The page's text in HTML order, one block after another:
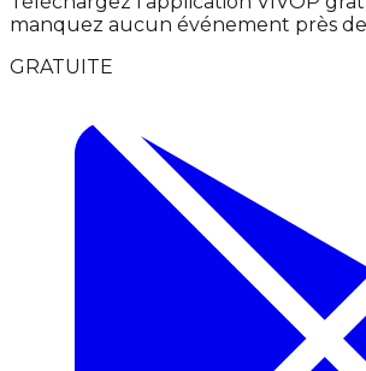
manquez aucun événement près
GRATUITE